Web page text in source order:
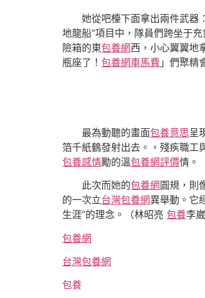
她從吧檯下面拿出兩件武器
地龍船”項目中，隊員們跨坐于
險箱的東包養網西，小心翼翼地
瓶座了！ 包養網車馬費 」們聚精
最為動聽的畫面包養意思呈
箔千紙鶴發射出去。，殘疾職工
包養感情勵的溫包養網評價情。
此次而她的包養網 圓規，則
的一次立台灣包養網異舉動。它
生涯”的理念。（林昭亮 包養李
包養網
台灣包養網
包養